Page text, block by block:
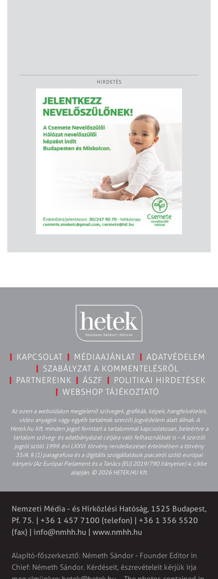
HIRDETÉS
KAPCSOLAT MÉDIAAJÁNLAT
ADATVÉDELEM
SZABÁLYZAT A KOMMENTELÉSRŐL
PARTNEREINK
ÁSZF
POLITIKAI HIRDETÉSEK
WEBSHOP TÁJÉKOZTATÓ
Az ezen a weboldalon megjelenő szövegek, grafikák, képek, hangfelvételek,
video anyagok vagy egyéb tartalmak szerzői jogvédelem alatt állnak. A
Hetek.hu Kft. minden jogot fenntart a tartalommal kapcsolatosan, beleértve a
tartalom szöveg- és adatbányászat céljára való felhasználását is – A szerzői
jogról szóló 1999. évi LXXVI. törvény rendelkezései értelmében a törvény
35/A. § (1) paragrafusa és a digitális szolgáltatások piacairól szóló európai
irányelv (Az Európai Parlament és a Tanács (EU) 2019/790 Irányelve) 4. cikke
alapján. © 2026 HETEK.HU Kft.
Nemzeti Média - és Hírközlési Hatóság, 1525 Budapest,
Pf. 75. | +36 1 457 7100 (telefon) | +36 1 356 5520
(fax) | info@nmhh.hu | www.nmhh.hu
Alapító-főszerkesztő: Németh Sándor - Founder Editor in
Chief: Németh Sándor. Kérdéseit, észrevételeit kérjük írja